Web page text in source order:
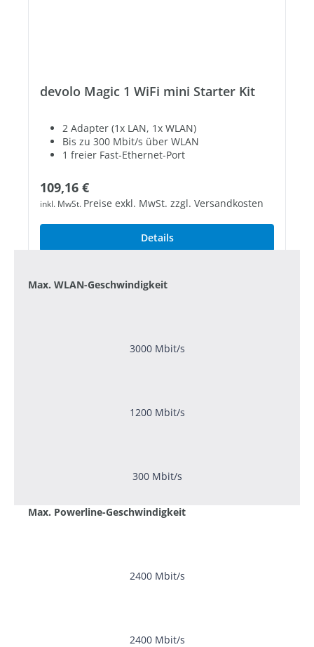
devolo Magic 1 WiFi mini Starter Kit
2 Adapter (1x LAN, 1x WLAN)
Bis zu 300 Mbit/s über WLAN
1 freier Fast-Ethernet-Port
Regulärer Preis:
109,16 €
inkl. MwSt. Preise exkl. MwSt. zzgl. Versandkosten
Details
Max. WLAN-Geschwindigkeit
3000 Mbit/s
1200 Mbit/s
300 Mbit/s
Max. Powerline-Geschwindigkeit
2400 Mbit/s
2400 Mbit/s